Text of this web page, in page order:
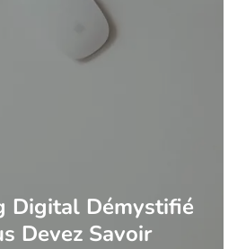
Digital Démystifié
Devez Savoir